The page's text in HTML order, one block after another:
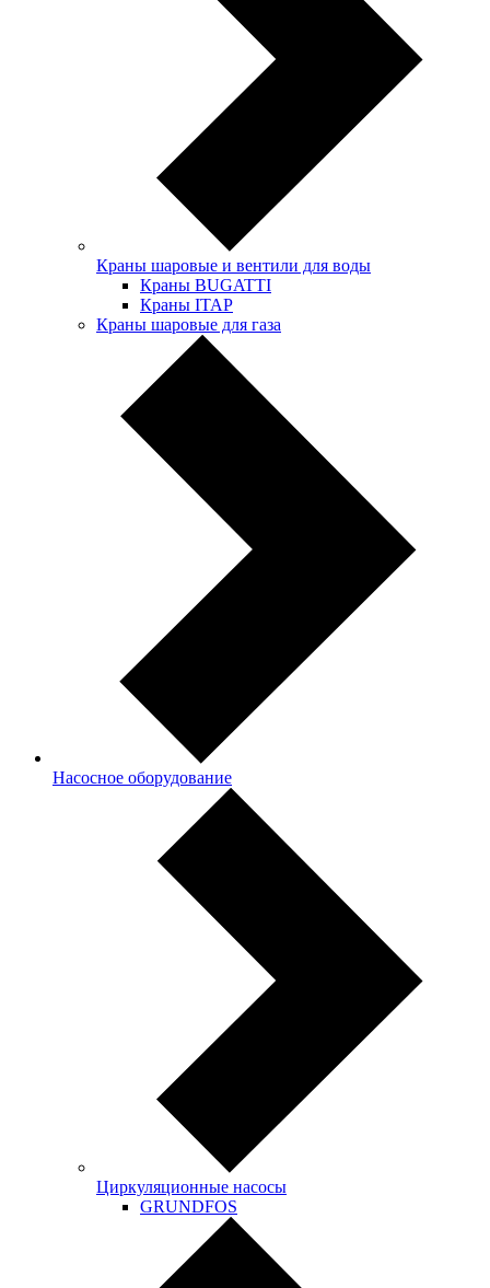
Краны шаровые и вентили для воды
Краны BUGATTI
Краны ITAP
Краны шаровые для газа
Насосное оборудование
Циркуляционные насосы
GRUNDFOS